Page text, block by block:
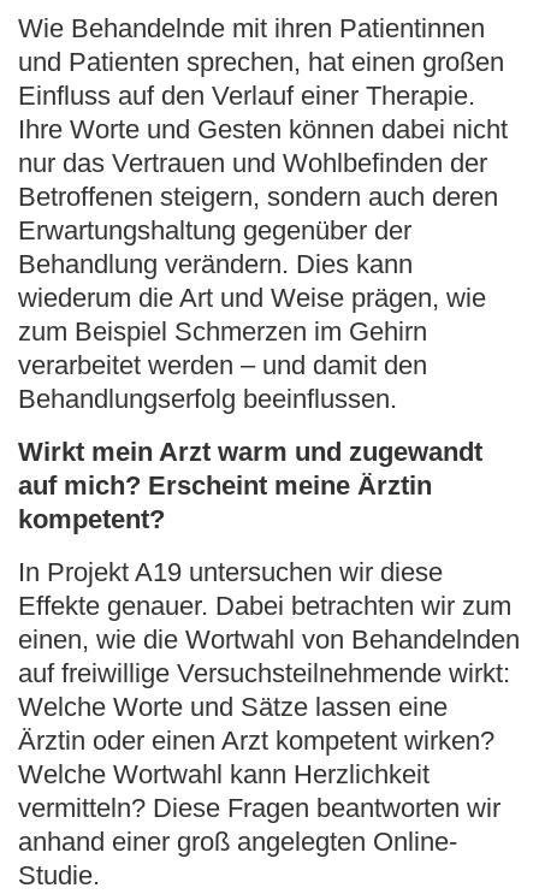
Wie Behandelnde mit ihren Patientinnen
und Patienten sprechen, hat einen großen
Einfluss auf den Verlauf einer Therapie.
Ihre Worte und Gesten können dabei nicht
nur das Vertrauen und Wohlbefinden der
Betroffenen steigern, sondern auch deren
Erwartungshaltung gegenüber der
Behandlung verändern. Dies kann
wiederum die Art und Weise prägen, wie
zum Beispiel Schmerzen im Gehirn
verarbeitet werden – und damit den
Behandlungserfolg beeinflussen.
Wirkt mein Arzt warm und zugewandt
auf mich? Erscheint meine Ärztin
kompetent?
In Projekt A19 untersuchen wir diese
Effekte genauer. Dabei betrachten wir zum
einen, wie die Wortwahl von Behandelnden
auf freiwillige Versuchsteilnehmende wirkt:
Welche Worte und Sätze lassen eine
Ärztin oder einen Arzt kompetent wirken?
Welche Wortwahl kann Herzlichkeit
vermitteln? Diese Fragen beantworten wir
anhand einer groß angelegten Online-
Studie.